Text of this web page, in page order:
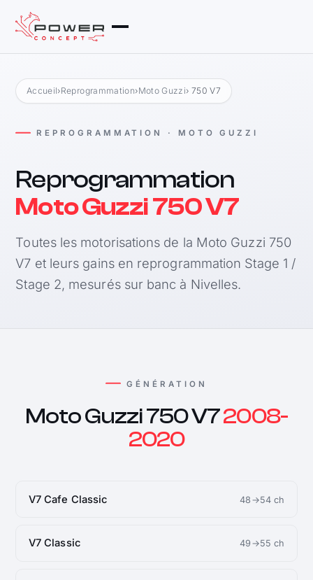
Accueil›Reprogrammation›Moto Guzzi› 750 V7
REPROGRAMMATION · MOTO GUZZI
Reprogrammation
Moto Guzzi 750 V7
Toutes les motorisations de la Moto Guzzi 750
V7 et leurs gains en reprogrammation Stage 1 /
Stage 2, mesurés sur banc à Nivelles.
GÉNÉRATION
Moto Guzzi 750 V72008-
2020
V7 Cafe Classic 48→54 ch
V7 Classic 49→55 ch